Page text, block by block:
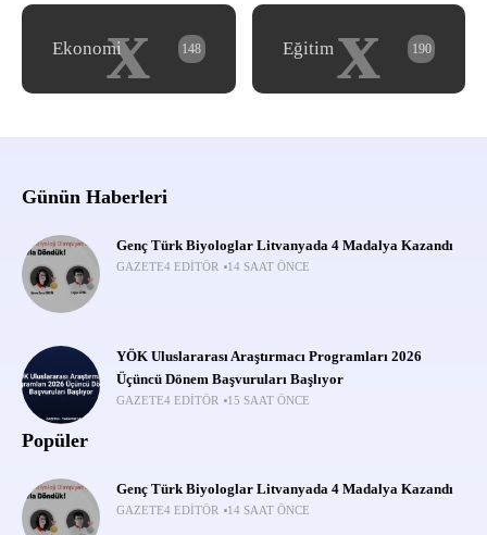
x
Ekonomi 148 x
Eğitim 190
Günün Haberleri
Genç Türk Biyologlar Litvanyada 4 Madalya Kazandı
GAZETE4 EDITÖR 14 SAAT ÖNCE
YÖK Uluslararası Araştırmacı Programları 2026
Üçüncü Dönem Başvuruları Başlıyor
GAZETE4 EDITÖR 15 SAAT ÖNCE
Popüler
Genç Türk Biyologlar Litvanyada 4 Madalya Kazandı
GAZETE4 EDITÖR 14 SAAT ÖNCE